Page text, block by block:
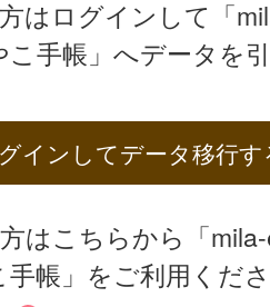
はログインして「
手帳」へデータを
インしてデータ移行す
はこちらから「
手帳」をご利用くだ